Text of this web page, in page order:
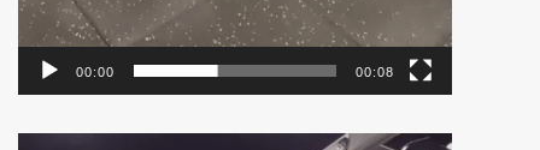
00:00 00:08